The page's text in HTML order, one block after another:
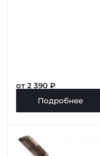
от 2 390 ₽
Подробнее